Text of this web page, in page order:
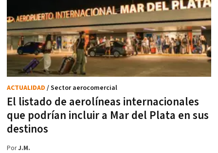
El listado de aerolíneas internacionales
que podrían incluir a Mar del Plata en sus
destinos
ACTUALIDAD / Sector aerocomercial
PorJ.M.